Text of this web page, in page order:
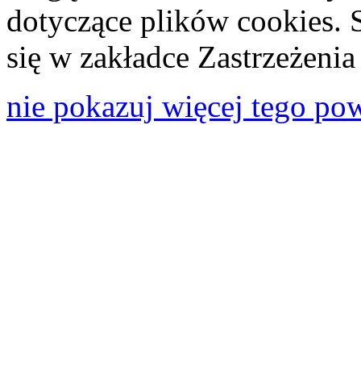
dotyczące plików cookies.
się w zakładce
nie pokazuj więcej tego